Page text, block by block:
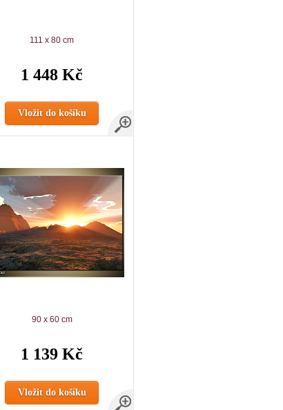
111 x 80 cm
1 448 Kč
Vložit do košíku
90 x 60 cm
1 139 Kč
Vložit do košíku